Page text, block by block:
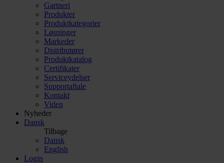
Gartneri
Produkter
Produktkategorier
Løsninger
Markeder
Distributører
Produktkatalog
Certifikater
Serviceydelser
Supportaftale
Kontakt
Viden
Nyheder
Dansk
Tilbage
Dansk
English
Login